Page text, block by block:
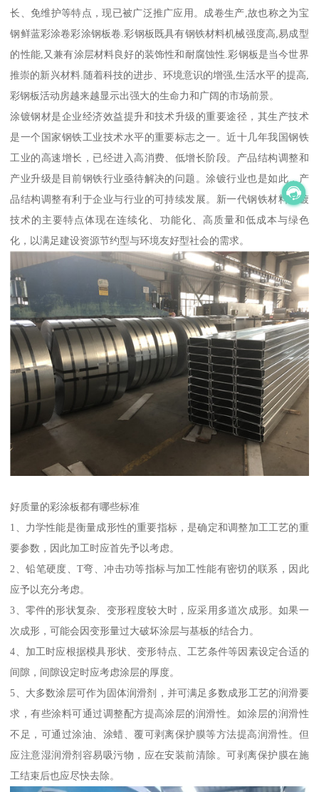
长、免维护等特点，现已被广泛推广应用。成卷生产,故也称之为宝
钢鲜蓝彩涂卷彩涂钢板卷.彩钢板既具有钢铁材料机械强度高,易成型
的性能,又兼有涂层材料良好的装饰性和耐腐蚀性.彩钢板是当今世界
推崇的新兴材料.随着科技的进步、环境意识的增强,生活水平的提高,
彩钢板活动房越来越显示出强大的生命力和广阔的市场前景。
涂镀钢材是企业经济效益提升和技术升级的重要途径，其生产技术
是一个国家钢铁工业技术水平的重要标志之一。近十几年我国钢铁
工业的高速增长，已经进入高消费、低增长阶段。产品结构调整和
产业升级是目前钢铁行业亟待解决的问题。涂镀行业也是如此，产
品结构调整有利于企业与行业的可持续发展。新一代钢铁材料涂镀
技术的主要特点体现在连续化、功能化、高质量和低成本与绿色
化，以满足建设资源节约型与环境友好型社会的需求。
好质量的彩涂板都有哪些标准
1、力学性能是衡量成形性的重要指标，是确定和调整加工工艺的重
要参数，因此加工时应首先予以考虑。
2、铅笔硬度、T弯、冲击功等指标与加工性能有密切的联系，因此
应予以充分考虑。
3、零件的形状复杂、变形程度较大时，应采用多道次成形。如果一
次成形，可能会因变形量过大破坏涂层与基板的结合力。
4、加工时应根据模具形状、变形特点、工艺条件等因素设定合适的
间隙，间隙设定时应考虑涂层的厚度。
5、大多数涂层可作为固体润滑剂，并可满足多数成形工艺的润滑要
求，有些涂料可通过调整配方提高涂层的润滑性。如涂层的润滑性
不足，可通过涂油、涂蜡、覆可剥离保护膜等方法提高润滑性。但
应注意湿润滑剂容易吸污物，应在安装前清除。可剥离保护膜在施
工结束后也应尽快去除。